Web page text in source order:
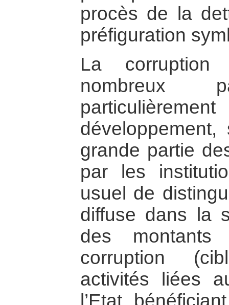
procès de la
préfiguration
La
grande partie
par les
usuel de
diffuse dans la
des
corruption
activités liées
l’Etat,